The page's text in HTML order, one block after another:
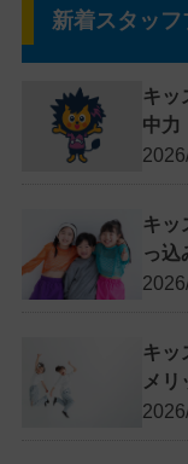
新着スタッフ
キッ
中力
キッ
っ込
キッ
メ